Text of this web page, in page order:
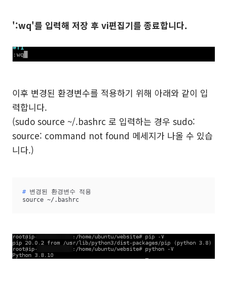
':wq'를 입력해 저장 후 vi편집기를 종료합니다.
이후 변경된 환경변수를 적용하기 위해 아래와 같이 입
력합니다.
(sudo source ~/.bashrc 로 입력하는 경우 sudo:
source: command not found 메세지가 나올 수 있습
니다.)
# 변경된 환경변수 적용
source ~/.bashrc